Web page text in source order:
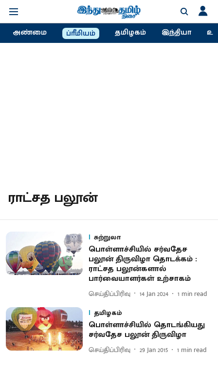
அண்மை ப்ரீமியம் தமிழகம் இந்தியா
ராட்சத பலூன்
சுற்றுலா
பொள்ளாச்சியில் சர்வதேச
பலூன் திருவிழா தொடக்கம் :
ராட்சத பலூன்களால்
பார்வையாளர்கள் உற்சாகம்
செய்திப்பிரிவு 14 Jan 2024 1 min read
தமிழகம்
பொள்ளாச்சியில் தொடங்கியது
சர்வதேச பலூன் திருவிழா
செய்திப்பிரிவு 29 Jan 2015 1 min read